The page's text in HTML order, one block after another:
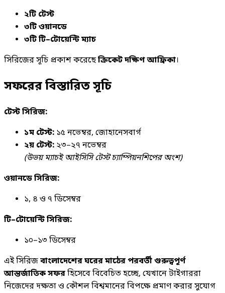
২টি টেস্ট
৩টি ওয়ানডে
৩টি টি–টোয়েন্টি ম্যাচ
সিরিজের সূচি প্রকাশ করেছেক্রিকেট দক্ষিণ আফ্রিকা।
সফরের বিস্তারিত সূচি
টেস্ট সিরিজ:
১ম টেস্ট: ১৫ নভেম্বর, জোহানেসবার্গ
২য় টেস্ট: ২৩–২৭ নভেম্বর
(উভয় ম্যাচই আইসিসি টেস্ট চ্যাম্পিয়নশিপের অংশ)
ওয়ানডে সিরিজ:
১, ৪ ও ৭ ডিসেম্বর
টি–টোয়েন্টি সিরিজ:
১০–১৩ ডিসেম্বর
এই সিরিজবাংলাদেশের ঘরের মাঠের পরবর্তী গুরুত্বপূর্ণ
আন্তর্জাতিক সফরহিসেবে বিবেচিত হচ্ছে, যেখানে টাইগাররা
নিজেদের দক্ষতা ও কৌশল বিশ্বমানের বিপক্ষে প্রমাণ করার সুযোগ